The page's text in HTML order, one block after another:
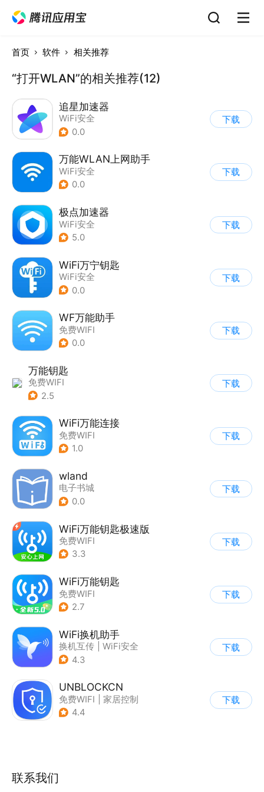
首页 软件 相关推荐
“打开WLAN”的相关推荐(12)
追星加速器
WiFi安全
0.0
下载
万能WLAN上网助手
WiFi安全
0.0
下载
极点加速器
WiFi安全
5.0
下载
WiFi万宁钥匙
WiFi安全
0.0
下载
WF万能助手
免费WIFI
0.0
下载
万能钥匙
免费WIFI
2.5
下载
WiFi万能连接
免费WIFI
1.0
下载
wland
电子书城
0.0
下载
WiFi万能钥匙极速版
免费WIFI
3.3
下载
WiFi万能钥匙
免费WIFI
2.7
下载
WiFi换机助手
换机互传
WiFi安全
4.3
下载
UNBLOCKCN
免费WIFI
家居控制
4.4
下载
联系我们